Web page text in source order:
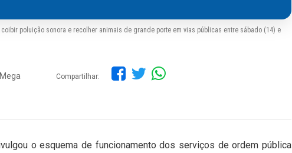
poluição sonora e recolher animais de grande porte em vias públicas entre sábado (14) e
Compartilhar:
o esquema de funcionamento dos serviços de ordem pública